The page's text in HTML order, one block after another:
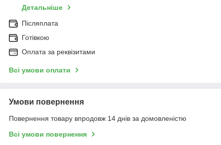
Детальніше
Післяплата
Готівкою
Оплата за реквізитами
Всі умови оплати
Умови повернення
Повернення товару впродовж 14 днів за домовленістю
Всі умови повернення